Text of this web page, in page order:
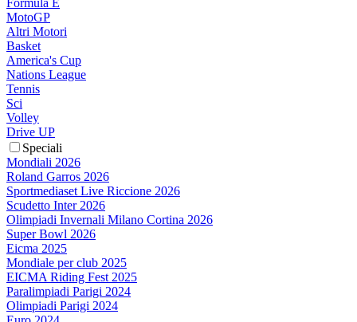
Formula E
MotoGP
Altri Motori
Basket
America's Cup
Nations League
Tennis
Sci
Volley
Drive UP
Speciali
Mondiali 2026
Roland Garros 2026
Sportmediaset Live Riccione 2026
Scudetto Inter 2026
Olimpiadi Invernali Milano Cortina 2026
Super Bowl 2026
Eicma 2025
Mondiale per club 2025
EICMA Riding Fest 2025
Paralimpiadi Parigi 2024
Olimpiadi Parigi 2024